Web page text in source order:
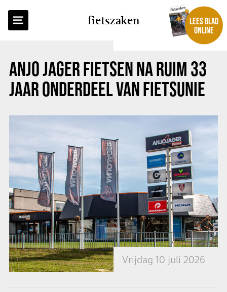
fietszaken
LEES BLAD
ONLINE
ANJO JAGER FIETSEN NA RUIM 33
JAAR ONDERDEEL VAN FIETSUNIE
Vrijdag 10 juli 2026
TERUG NAAR OVERZICHT